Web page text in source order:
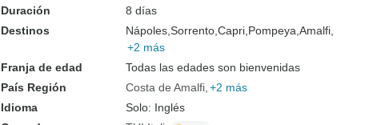
Duración
8 días
Destinos
Nápoles, Sorrento, Capri, Pompeya, Amalfi,
+2 más
Franja de edad
Todas las edades son bienvenidas
País Región
Costa de Amalfi +2 más
Idioma
Solo: Inglés